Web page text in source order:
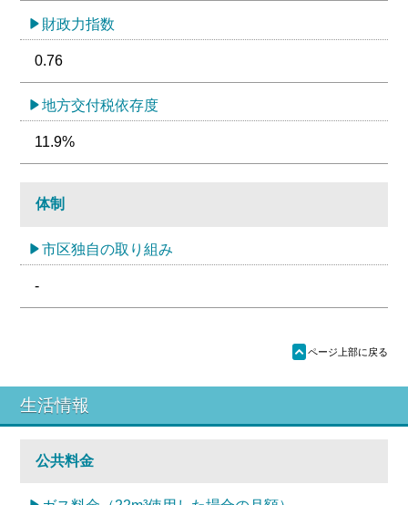
財政力指数
0.76
地方交付税依存度
11.9%
体制
市区独自の取り組み
-
ü ページ上部に戻る
生活情報
公共料金